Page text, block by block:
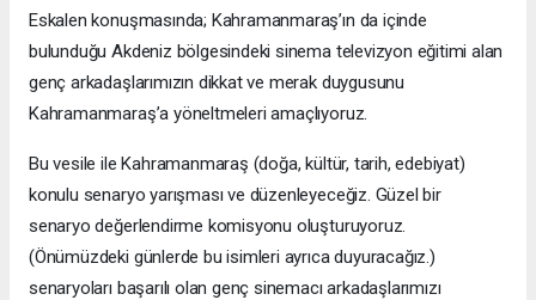
Eskalen konuşmasında; Kahramanmaraş’ın da içinde
bulunduğu Akdeniz bölgesindeki sinema televizyon eğitimi alan
genç arkadaşlarımızın dikkat ve merak duygusunu
Kahramanmaraş’a yöneltmeleri amaçlıyoruz.
Bu vesile ile Kahramanmaraş (doğa, kültür, tarih, edebiyat)
konulu senaryo yarışması ve düzenleyeceğiz. Güzel bir
senaryo değerlendirme komisyonu oluşturuyoruz.
(Önümüzdeki günlerde bu isimleri ayrıca duyuracağız.)
senaryoları başarılı olan genç sinemacı arkadaşlarımızı